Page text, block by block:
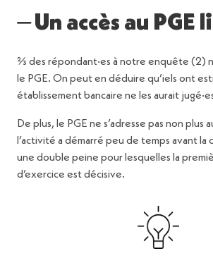
⏤ Un accès au PGE
⅔ des répondant·es à notre enquête (2)
le PGE. On peut en déduire qu’iels ont
établissement bancaire ne les aurait
De plus, le PGE ne s’adresse pas non plus
l’activité a démarré peu de temps avant la
une double peine pour lesquelles la
d’exercice est décisive.